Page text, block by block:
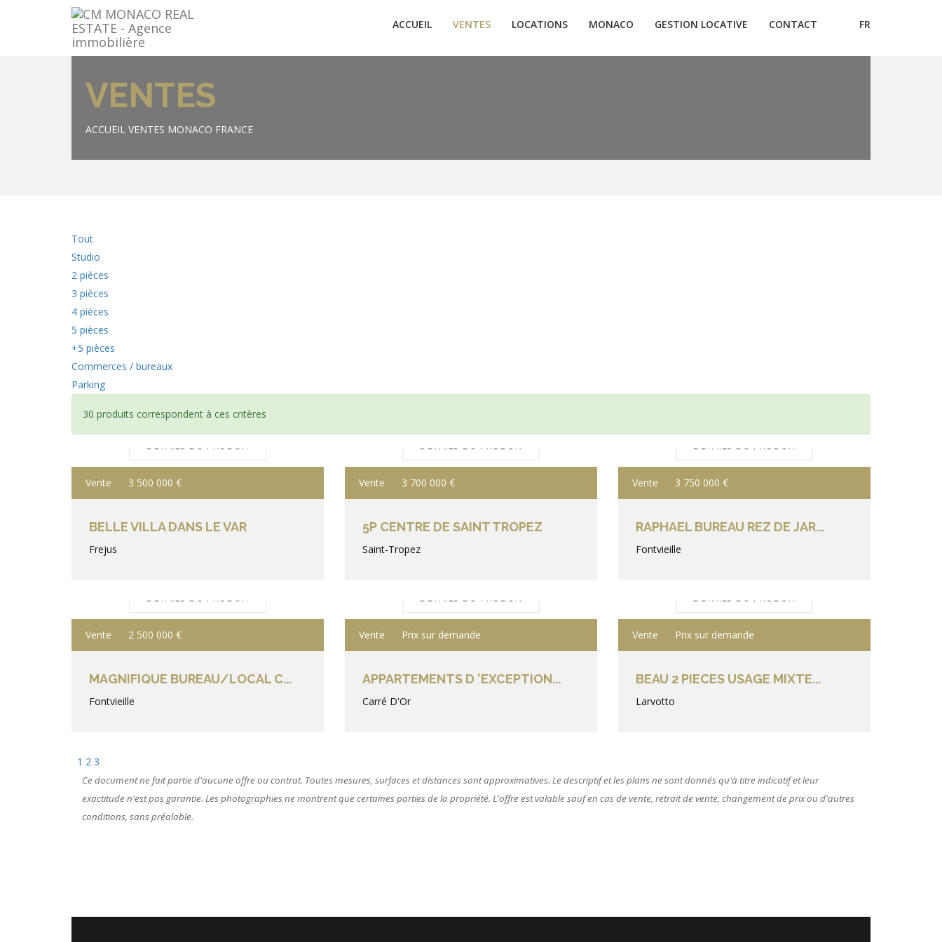
ACCUEIL VENTES LOCATIONS MONACO GESTION LOCATIVE CONTACT FR
VENTES
ACCUEIL VENTES MONACO FRANCE
Tout
Studio
2 pièces
3 pièces
4 pièces
5 pièces
+5 pièces
Commerces / bureaux
Parking
30 produits correspondent à ces critères
DÉTAILS DU PRODUIT
Vente 3 500 000 €
BELLE VILLA DANS LE VAR
Frejus
DÉTAILS DU PRODUIT
Vente 3 700 000 €
5P CENTRE DE SAINT TROPEZ
Saint-Tropez
DÉTAILS DU PRODUIT
Vente 3 750 000 €
RAPHAEL BUREAU REZ DE JAR...
Fontvieille
DÉTAILS DU PRODUIT
Vente 2 500 000 €
MAGNIFIQUE BUREAU/LOCAL C...
Fontvieille
DÉTAILS DU PRODUIT
Vente Prix sur demande
APPARTEMENTS D 'EXCEPTION...
Carré D'Or
DÉTAILS DU PRODUIT
Vente Prix sur demande
BEAU 2 PIECES USAGE MIXTE...
Larvotto
1 2 3
Ce document ne fait partie d'aucune offre ou contrat. Toutes mesures, surfaces et distances sont approximatives. Le descriptif et les plans ne sont donnés qu'à titre indicatif et leur
exactitude n'est pas garantie. Les photographies ne montrent que certaines parties de la propriété. L'offre est valable sauf en cas de vente, retrait de vente, changement de prix ou d'autres
conditions, sans préalable.